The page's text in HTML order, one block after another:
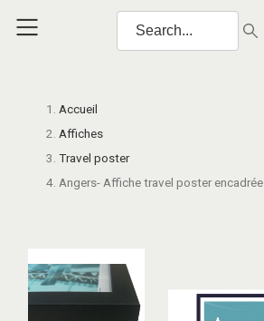
Accueil
Affiches
Travel poster
Angers- Affiche travel poster encadrée